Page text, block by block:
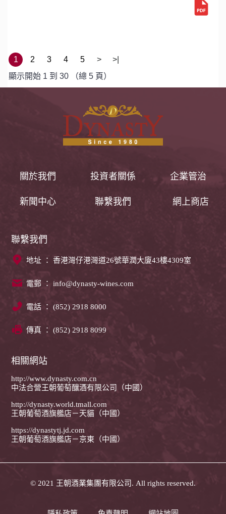
1 2 3 4 5 >
>|
顯示開始 1 到 30 （總 5 頁）
關於我們 投資者關係 企業管治
新聞中心 聯繫我們 網上商店
聯繫我們
地址 ： 香港灣仔港灣道26號華潤大廈43樓4309室
電郵 ：info@dynasty-wines.com
電話 ： (852) 2918 8000
傳真 ： (852) 2918 8099
相關網站
http://www.dynasty.com.cn
中法合營王朝葡萄釀酒有限公司（中國）
http://dynasty.world.tmall.com
王朝葡萄酒旗艦店－天貓（中國）
https://dynastytj.jd.com
王朝葡萄酒旗艦店－京東（中國）
© 2021 王朝酒業集團有限公司. All rights reserved.